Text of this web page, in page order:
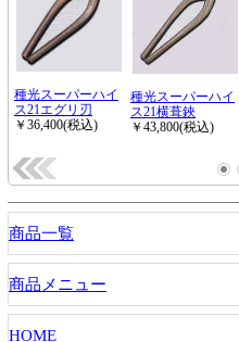
商品一覧
商品メニュー
HOME